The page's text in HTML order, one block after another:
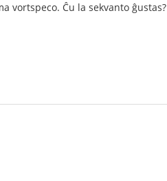
vortspeco. Ĉu la sekvanto ĝustas?